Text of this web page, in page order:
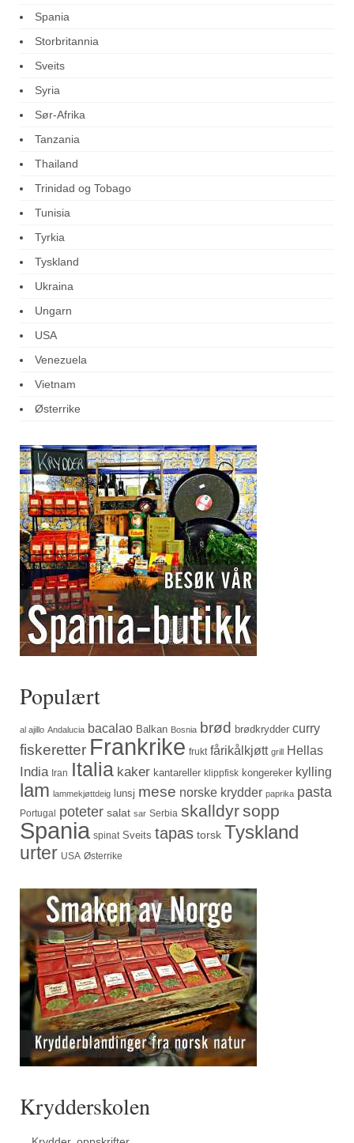
Spania
Storbritannia
Sveits
Syria
Sør-Afrika
Tanzania
Thailand
Trinidad og Tobago
Tunisia
Tyrkia
Tyskland
Ukraina
Ungarn
USA
Venezuela
Vietnam
Østerrike
Populært
al ajillo Andalucia bacalao Balkan Bosnia brød brødkrydder curry
fiskeretter Frankrike frukt fårikålkjøtt grill Hellas
India Iran Italia kaker kantareller klippfisk kongereker kylling
lam lammekjøttdeig lunsj mese norske krydder paprika pasta
Portugal poteter salat sar Serbia skalldyrsopp
Spania spinat Sveits tapas torsk Tyskland
urter USA Østerrike
Krydderskolen